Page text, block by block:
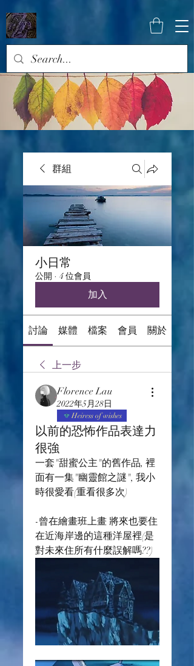
群組
小日常
公開 · 4 位會員
加入
討論 媒體 檔案 會員 關於
上一步
Florence Lau
2022年5月28日
Heiress of wishes
以前的恐怖作品表達力
很強
一套"甜蜜公主"的舊作品, 裡
面有一集"幽靈館之謎", 我小
時很愛看(重看很多次)
-曾在繪畫班上畫 將來也要住
在近海岸邊的這種洋屋裡(是
對未來住所有什麼誤解嗎??)